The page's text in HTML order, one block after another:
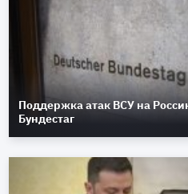
Поддержка атак ВСУ на
Бундестаг